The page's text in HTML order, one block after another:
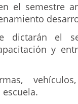
el semestre
el
y